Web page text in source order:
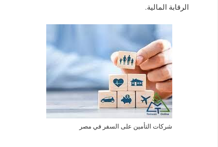
الرقابة المالية.
شركات التأمين على السفر في مصر